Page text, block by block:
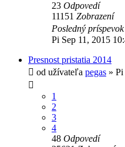
23 Odpovedí
11151 Zobrazení
Posledný príspevok
Pi Sep 11, 2015
Presnost pristatia 2014
od užívateľa pegas » Pi
1
2
3
4
48 Odpovedí